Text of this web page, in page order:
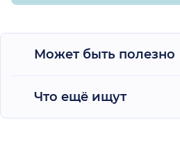
Может быть полезно
Что ещё ищут